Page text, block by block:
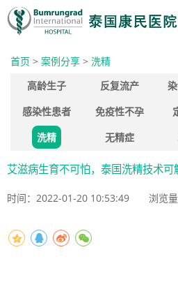
首页 > 案例分享 > 洗精
高龄生子
反复流产
感染性患者
免疫性不孕
洗精
无精症
艾滋病生育不可怕，泰国洗精技术可
时间：2022-01-20 10:53:49 浏览量